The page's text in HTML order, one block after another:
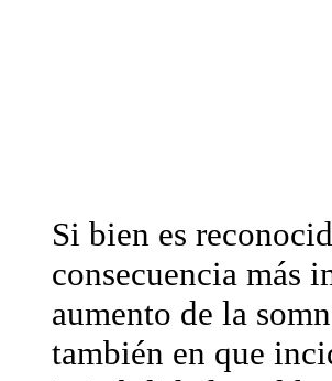
Si bien es
consecuencia más
aumento de la
también en que